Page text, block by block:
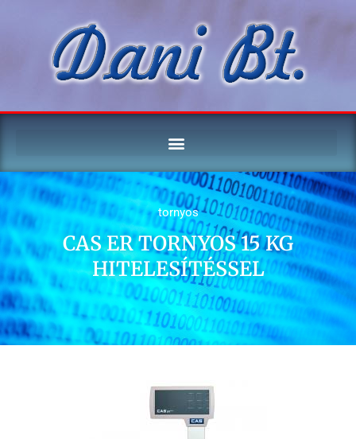
tornyos
CAS ER TORNYOS 15 KG
HITELESÍTÉSSEL